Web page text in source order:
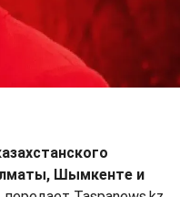
Шымкенте и